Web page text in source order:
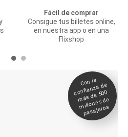
Fácil de comprar
Consigue tus billetes online,
en nuestra app o en una
Flixshop
Con la
confianza de
más de 500
millones de
pasajeros